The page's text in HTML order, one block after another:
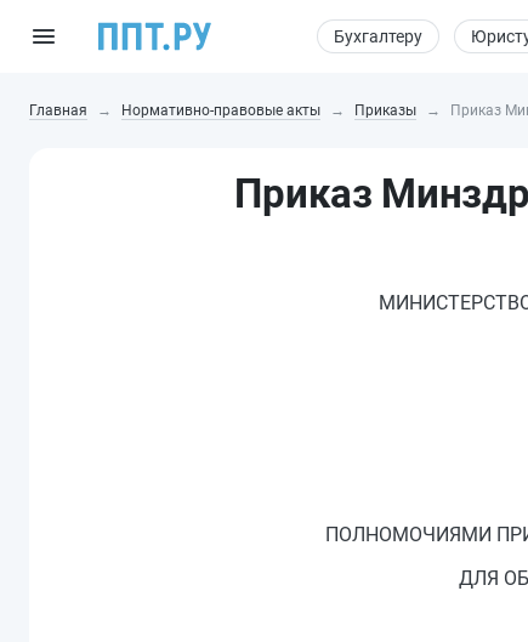
Бухгалтеру
Главная Нормативно-правовые акты Приказы Приказ
Приказ
ПОЛНОМОЧИЯМИ
ДЛЯ